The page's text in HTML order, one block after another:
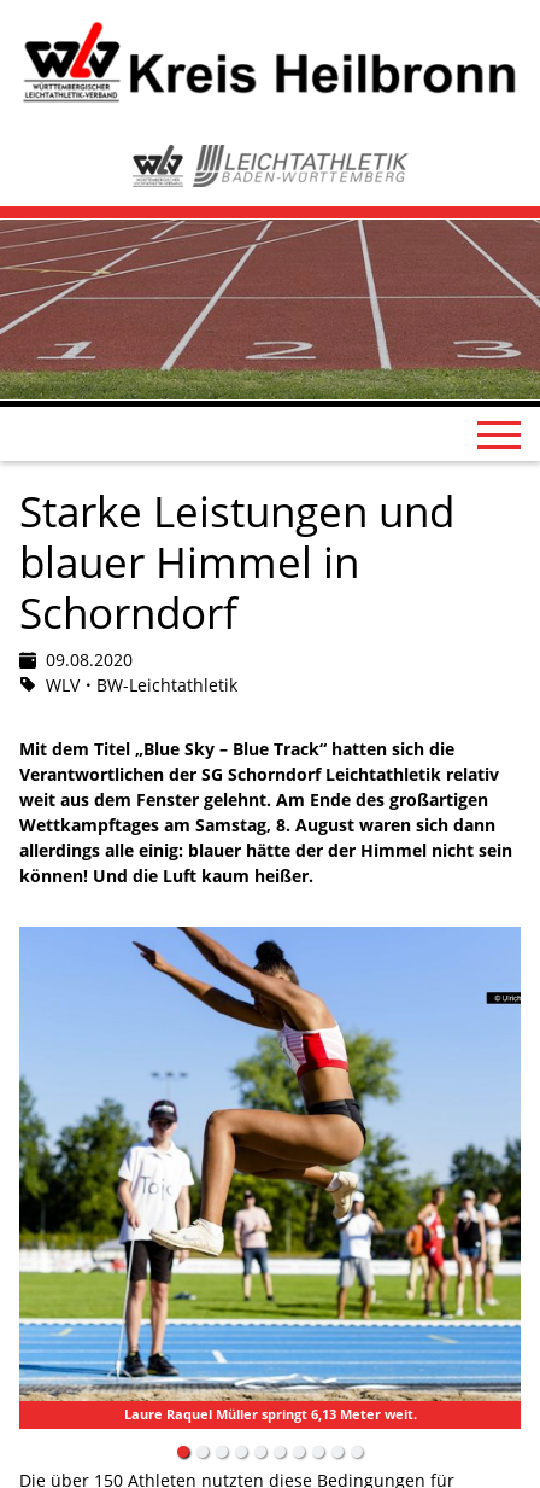
Starke Leistungen und
blauer Himmel in
Schorndorf
09.08.2020
WLV
BW-Leichtathletik
Mit dem Titel „Blue Sky – Blue Track“ hatten sich die
Verantwortlichen der SG Schorndorf Leichtathletik relativ
weit aus dem Fenster gelehnt. Am Ende des großartigen
Wettkampftages am Samstag, 8. August waren sich dann
allerdings alle einig: blauer hätte der der Himmel nicht sein
können! Und die Luft kaum heißer.
Laure Raquel Müller springt 6,13 Meter weit.
Die über 150 Athleten nutzten diese Bedingungen für